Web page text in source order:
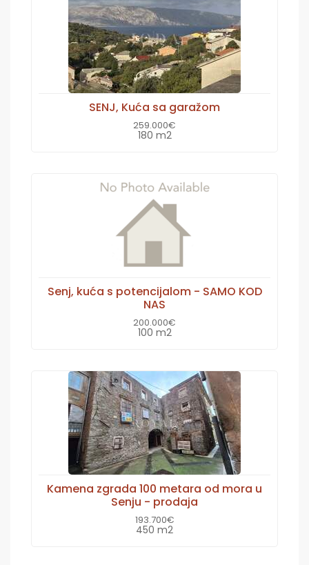
SENJ, Kuća sa garažom
259.000€
180 m2
Senj, kuća s potencijalom - SAMO KOD
NAS
200.000€
100 m2
Kamena zgrada 100 metara od mora u
Senju - prodaja
193.700€
450 m2